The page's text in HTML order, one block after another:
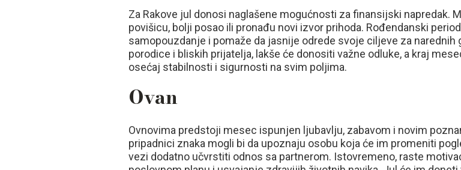
Za Rakove jul donosi naglašene mogućnosti za finansijski napredak.
povišicu, bolji posao ili pronađu novi izvor prihoda. Rođendanski
samopouzdanje i pomaže da jasnije odrede svoje ciljeve za narednih
porodice i bliskih prijatelja, lakše će donositi važne odluke, a kraj
osećaj stabilnosti i sigurnosti na svim poljima.
Ovan
Ovnovima predstoji mesec ispunjen ljubavlju, zabavom i novim
pripadnici znaka mogli bi da upoznaju osobu koja će im promeniti
vezi dodatno učvrstiti odnos sa partnerom. Istovremeno, raste